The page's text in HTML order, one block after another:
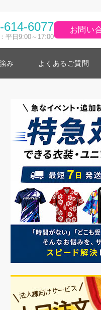
614-6077
平日9:00～17:00
お問い
み よくあるご質問